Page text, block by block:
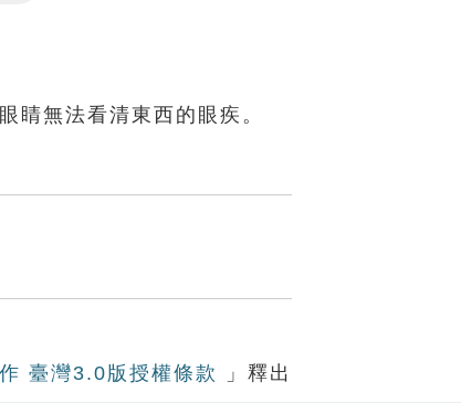
睛無法看清東西的眼疾。
臺灣3.0版授權條款 」釋出